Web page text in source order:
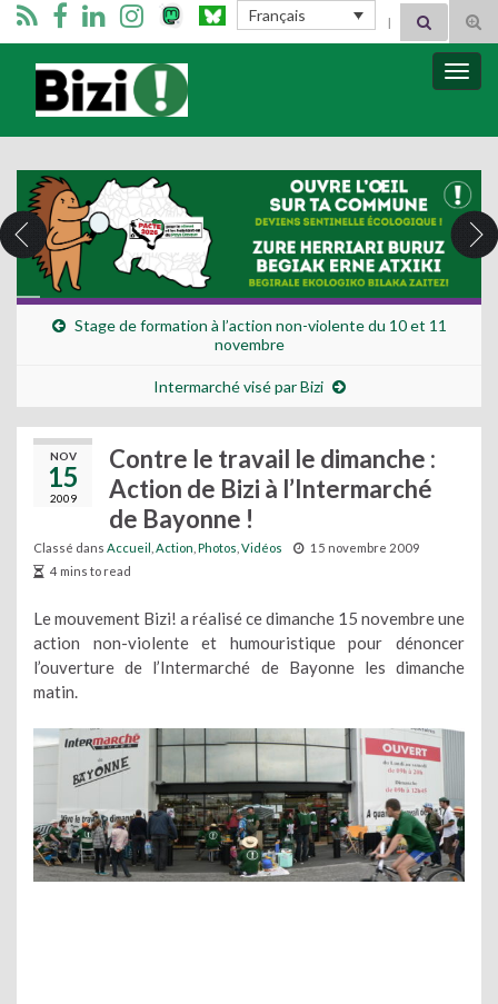
Français Search for:
Bizimugi
Stage de formation à l’action non-violente du 10 et 11
novembre
Intermarché visé par Bizi
NOV
15
2009
Contre le travail le dimanche :
Action de Bizi à l’Intermarché
de Bayonne !
Classé dans Accueil Action Photos Vidéos
15 novembre 2009
4 mins to read
Le mouvement Bizi! a réalisé ce dimanche 15 novembre une
action non-violente et humouristique pour dénoncer
l’ouverture de l’Intermarché de Bayonne les dimanche
matin.